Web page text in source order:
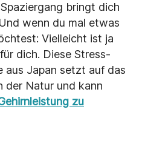
bringt dich
wenn du mal etwas
Vielleicht ist ja
dich. Diese Stress-
Japan setzt auf das
der Natur und kann
zu